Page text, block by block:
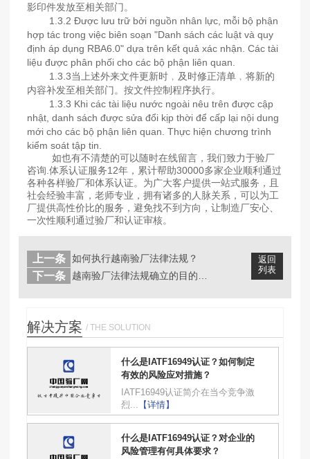
影印件发放至相关部门。
1.3.2 Được lưu trữ bởi nguồn nhân lực, mỗi bộ phận
hợp tác trong việc biên soạn "Danh sách các luật và quy
định áp dụng RBA6.0" dựa trên kết quả xác nhận. Các tài
liệu được phân phối cho các bộ phận liên quan.
1.3.3当上述外来文件更新时﹐及时修正清单﹐将新的
内容补发至相关部门。按文件控制程序执行。
1.3.3 Khi các tài liệu nước ngoài nêu trên được cập
nhật, danh sách được sửa đổi kịp thời để cấp lại nội dung
mới cho các bộ phận liên quan. Thực hiện chương trình
kiểm soát tập tin.
如也有不清楚的可以随时在线留言，我们致力于验厂
咨询.体系认证服务12年，累计帮助30000多家企业顺利通过
各种各样验厂和体系认证。为广大客户提供一站式服务，且
社会经验丰富，老师专业，拥有诸多的人脉关系，可以为工
厂提供高性价比的服务，避免找不到方向，让制造厂安心、
一次性顺利通过验厂和认证审核。
返回
列表
上一条 如何执行越南验厂法律法规？
下一条
解决方案 / THE SOLUTION
什么是IATF16949认证？如何制定
有效的风险应对措施？
IATF16949认证简介在当今竞争激
烈...
【详情】
什么是IATF16949认证？对企业的
风险管理有何具体要求？